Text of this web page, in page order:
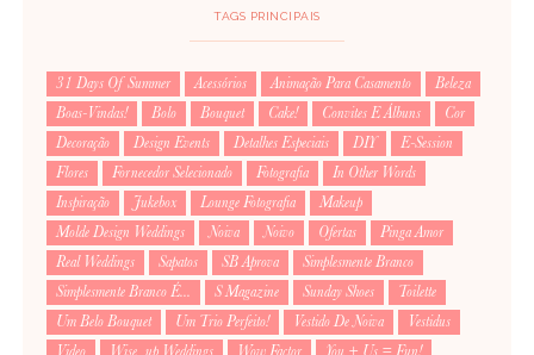
TAGS PRINCIPAIS
31 Days Of Summer Acessórios Animação Para Casamento
Beleza
Boas-Vindas!
Bolo Bouquet Cake! Convites E Álbuns
Cor
Decoração
Design Events Detalhes Especiais DIY
E-Session
Flores
Fornecedor Selecionado Fotografia
In Other Words
Inspiração
Jukebox Lounge Fotografia
Makeup
Molde Design Weddings
Noiva Noivo Ofertas
Pinga Amor
Real Weddings
Sapatos SB Aprova
Simplesmente Branco
Simplesmente Branco É...
S Magazine Sunday Shoes
Toilette
Um Belo Bouquet
Um Trio Perfeito! Vestido De Noiva
Vestidus